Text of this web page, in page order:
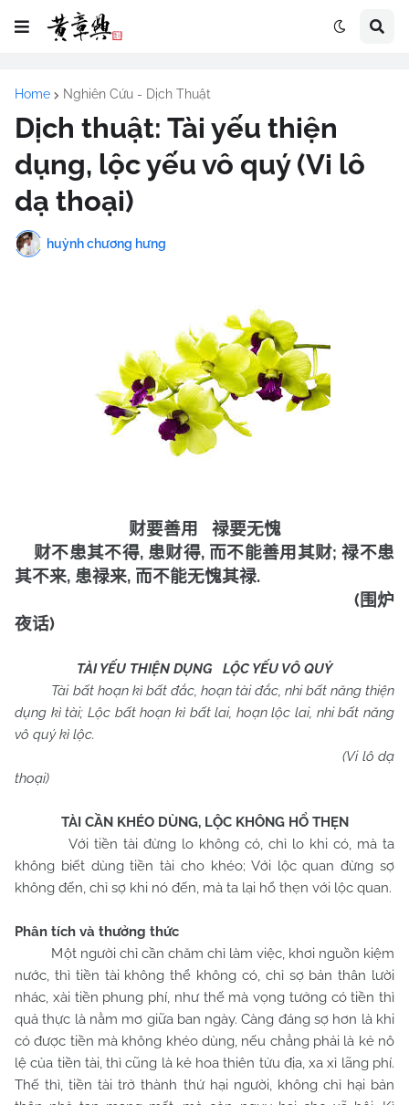
Home Nghiên Cứu - Dịch Thuật
Dịch thuật: Tài yếu thiện
dụng, lộc yếu vô quý (Vi lô
dạ thoại)
huỳnh chương hưng
财要善用
禄要无愧
财不患其不得, 患财得, 而不能善用其财;禄不患
其不来, 患禄来, 而不能无愧其禄.
(围炉
夜话)
TÀI YẾU THIỆN DỤNG LỘC YẾU VÔ QUÝ
Tài bất hoạn kì bất đắc, hoạn tài đắc, nhi bất năng thiện
dụng kì tài; Lộc bất hoạn kì bất lai, hoạn lộc lai, nhi bất năng
vô quý kì lộc.
(Vi lô dạ
thoại)
TÀI CẦN KHÉO DÙNG, LỘC KHÔNG HỔ THẸN
Với tiền tài đừng lo không có, chỉ lo khi có, mà ta
không biết dùng tiền tài cho khéo; Với lộc quan đừng sợ
không đến, chỉ sợ khi nó đến, mà ta lại hổ thẹn với lộc quan.
Phân tích và thưởng thức
Một người chỉ cần chăm chỉ làm việc, khơi nguồn kiệm
nước, thì tiền tài không thể không có, chỉ sợ bản thân lười
nhác, xài tiền phung phí, như thế mà vọng tưởng có tiền thì
quả thực là nằm mơ giữa ban ngày. Càng đáng sợ hơn là khi
có được tiền mà không khéo dùng, nếu chẳng phải là kẻ nô
lệ của tiền tài, thì cũng là kẻ hoa thiên tửu địa, xa xỉ lãng phí.
Thế thì, tiền tài trở thành thứ hại người, không chỉ hại bản